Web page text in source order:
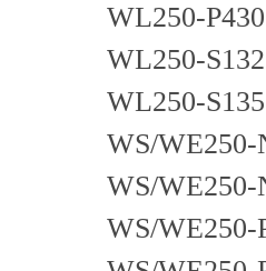
WL250-
WL250-S132
WL250-S135
WS/WE250-
WS/WE250-
WS/WE250-